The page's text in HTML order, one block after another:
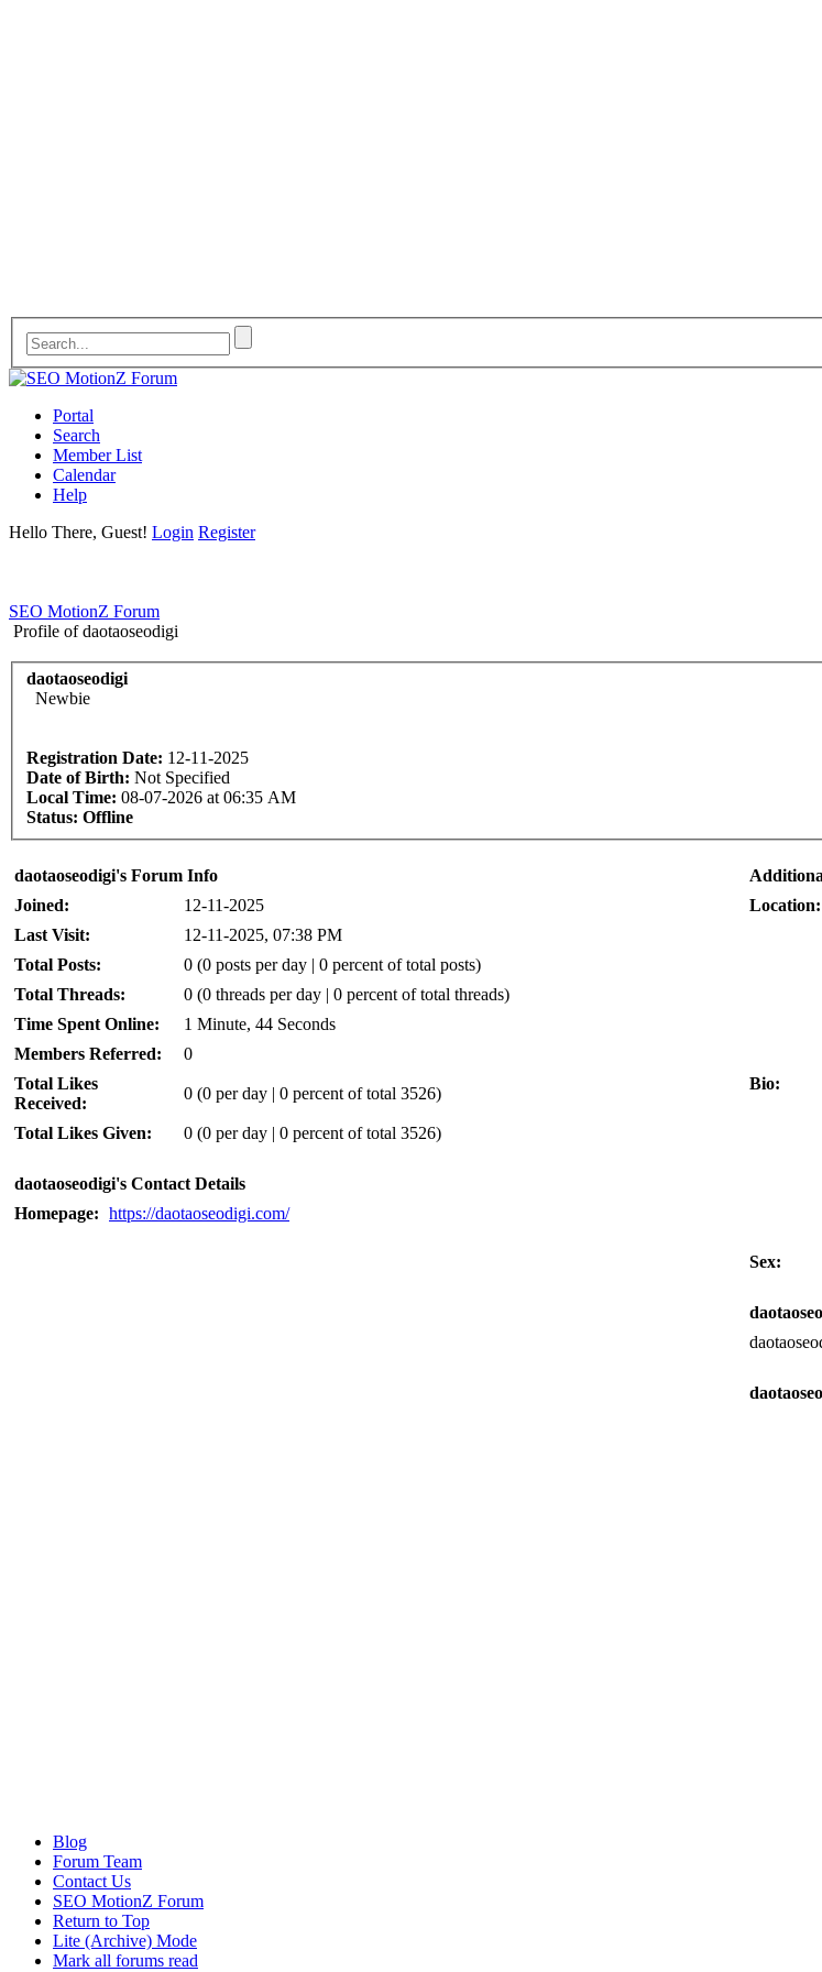
Portal
Search
Member List
Calendar
Help
Hello There, Guest! Login Register
SEO MotionZ Forum
Profile of daotaoseodigi
daotaoseodigi
Newbie
Registration Date: 12-11-2025
Date of Birth: Not Specified
Local Time: 08-07-2026 at 06:35 AM
Status: Offline
daotaoseodigi's Forum Info
Joined:
12-11-2025
Last Visit:
12-11-2025, 07:38 PM
Total Posts:
0 (0 posts per day | 0 percent of total posts)
Total Threads:
0 (0 threads per day | 0 percent of total threads)
Time Spent Online:
1 Minute, 44 Seconds
Members Referred:
0
Total Likes
Received:
0 (0 per day | 0 percent of total 3526)
Total Likes Given: 0 (0 per day | 0 percent of total 3526)
daotaoseodigi's Contact Details
Homepage: https://daotaoseodigi.com/
Location:
Bio:
Sex:
Blog
Forum Team
Contact Us
SEO MotionZ Forum
Return to Top
Lite (Archive) Mode
Mark all forums read